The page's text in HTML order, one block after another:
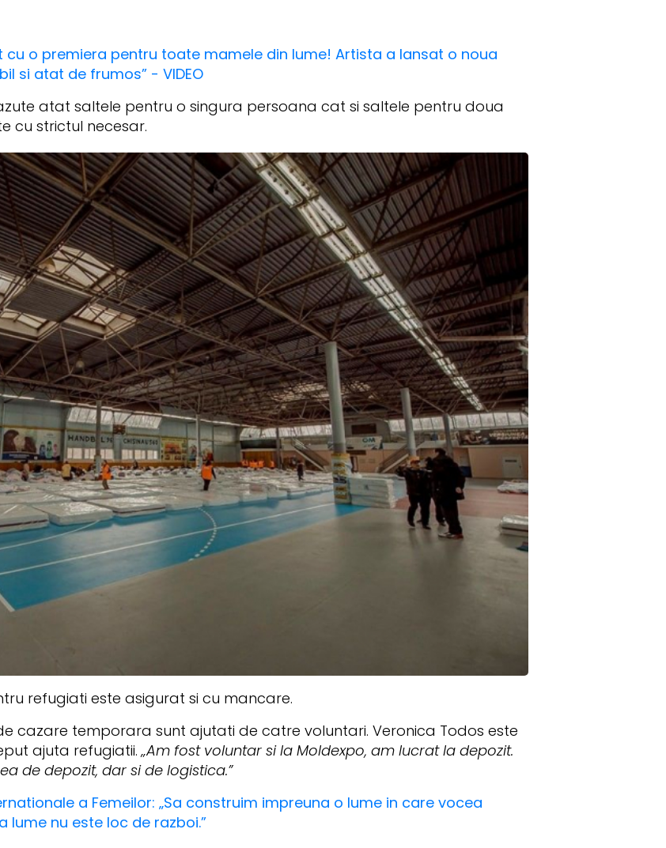
cu o premiera pentru toate mamele din lume! Artista a lansat o noua
si atat de frumos” - VIDEO
atat saltele pentru o singura persoana cat si saltele pentru doua
cu strictul necesar.
refugiati este asigurat si cu mancare.
cazare temporara sunt ajutati de catre voluntari. Veronica Todos este
ajuta refugiatii. „Am fost voluntar si la Moldexpo, am lucrat la depozit.
de depozit, dar si de logistica.”
a Femeilor: „Sa construim impreuna o lume in care vocea
nu este loc de razboi.”